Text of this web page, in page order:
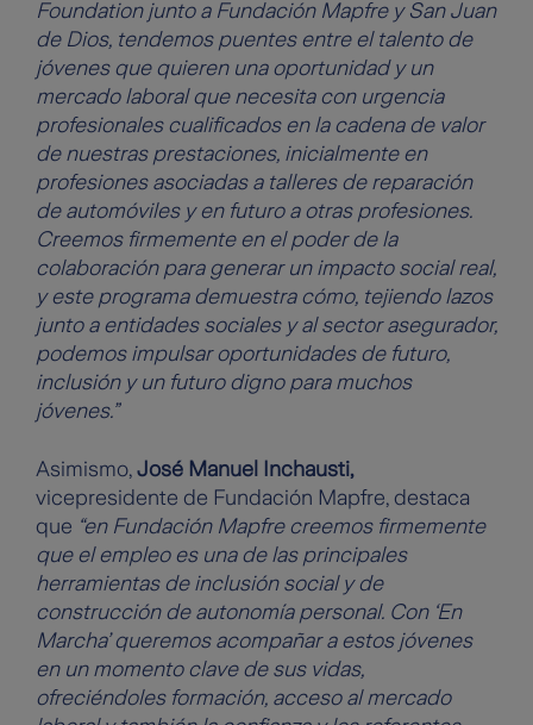
Foundation junto a Fundación Mapfre y San Juan
de Dios, tendemos puentes entre el talento de
jóvenes que quieren una oportunidad y un
mercado laboral que necesita con urgencia
profesionales cualificados en la cadena de valor
de nuestras prestaciones, inicialmente en
profesiones asociadas a talleres de reparación
de automóviles y en futuro a otras profesiones.
Creemos firmemente en el poder de la
colaboración para generar un impacto social real,
y este programa demuestra cómo, tejiendo lazos
junto a entidades sociales y al sector asegurador,
podemos impulsar oportunidades de futuro,
inclusión y un futuro digno para muchos
jóvenes.”
Asimismo, José Manuel Inchausti,
vicepresidente de Fundación Mapfre, destaca
que “en Fundación Mapfre creemos firmemente
que el empleo es una de las principales
herramientas de inclusión social y de
construcción de autonomía personal. Con ‘En
Marcha’ queremos acompañar a estos jóvenes
en un momento clave de sus vidas,
ofreciéndoles formación, acceso al mercado